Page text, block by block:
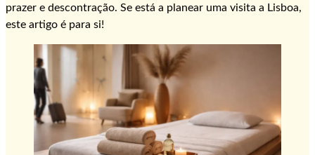
prazer e descontração. Se está a planear uma visita a Lisboa,
este artigo é para si!